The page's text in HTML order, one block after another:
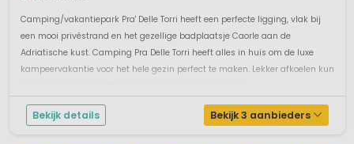
Camping/vakantiepark Pra' Delle Torri heeft een perfecte ligging, vlak bij
een mooi privéstrand en het gezellige badplaatsje Caorle aan de
Adriatische kust. Camping Pra Delle Torri heeft alles in huis om de luxe
kampeervakantie voor het hele gezin perfect te maken. Lekker afkoelen kun
Bekijk details Bekijk 3 aanbieders